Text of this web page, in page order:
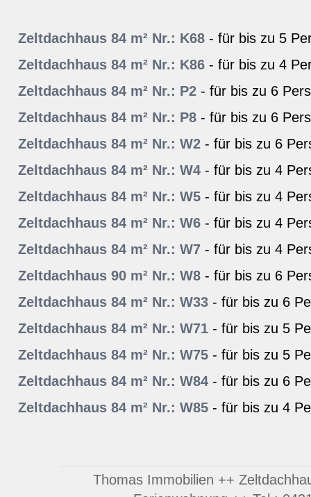
Zeltdachhaus 84 m² Nr.: K68 - für bis zu 5
Zeltdachhaus 84 m² Nr.: K86 - für bis zu 4
Zeltdachhaus 84 m² Nr.: P2 - für bis zu 6
Zeltdachhaus 84 m² Nr.: P8 - für bis zu 6
Zeltdachhaus 84 m² Nr.: W2 - für bis zu 6
Zeltdachhaus 84 m² Nr.: W4 - für bis zu 4
Zeltdachhaus 84 m² Nr.: W5 - für bis zu 4
Zeltdachhaus 84 m² Nr.: W6 - für bis zu 4
Zeltdachhaus 84 m² Nr.: W7 - für bis zu 4
Zeltdachhaus 90 m² Nr.: W8 - für bis zu 6
Zeltdachhaus 84 m² Nr.: W33 - für bis zu 6
Zeltdachhaus 84 m² Nr.: W71 - für bis zu 5
Zeltdachhaus 84 m² Nr.: W75 - für bis zu 5
Zeltdachhaus 84 m² Nr.: W84 - für bis zu 6
Zeltdachhaus 84 m² Nr.: W85 - für bis zu 4
Thomas Immobilien ++